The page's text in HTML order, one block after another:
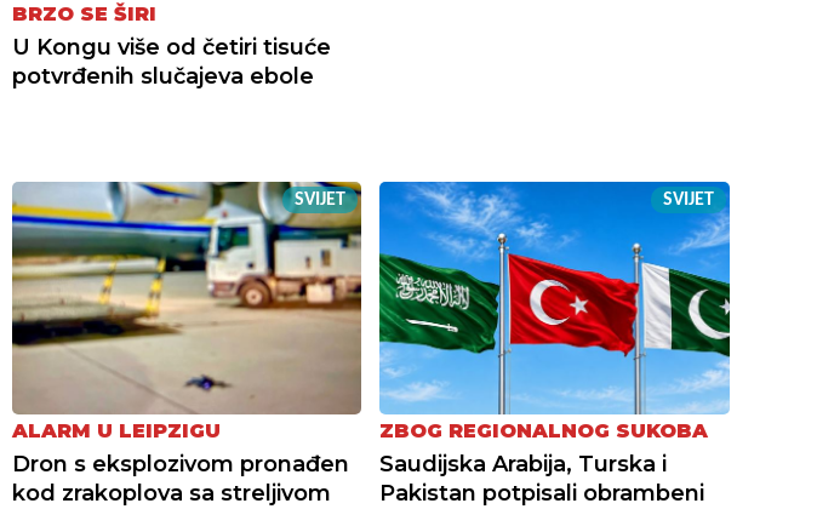
BRZO SE ŠIRI
U Kongu više od četiri tisuće
potvrđenih slučajeva ebole
SVIJET
ALARM U LEIPZIGU
Dron s eksplozivom pronađen
kod zrakoplova sa streljivom
SVIJET
ZBOG REGIONALNOG SUKOBA
Saudijska Arabija, Turska i
Pakistan potpisali obrambeni